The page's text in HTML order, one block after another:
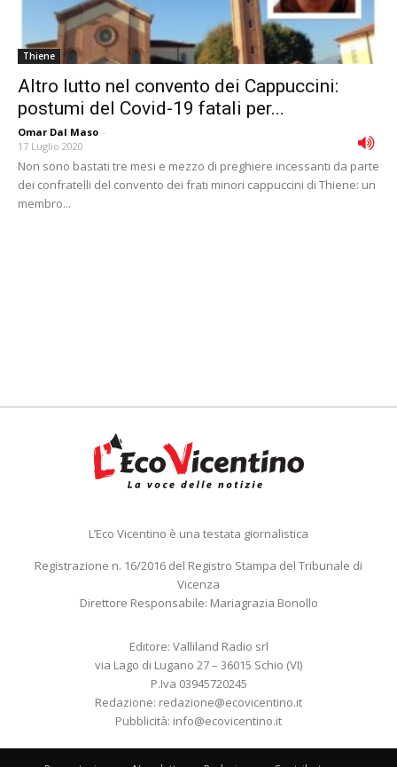
Thiene
Altro lutto nel convento dei Cappuccini:
postumi del Covid-19 fatali per...
Omar Dal Maso -
17 Luglio 2020
Non sono bastati tre mesi e mezzo di preghiere incessanti da parte
dei confratelli del convento dei frati minori cappuccini di Thiene: un
membro...
L’Eco Vicentino è una testata giornalistica
Registrazione n. 16/2016 del Registro Stampa del Tribunale di
Vicenza
Direttore Responsabile: Mariagrazia Bonollo
Editore: Valliland Radio srl
via Lago di Lugano 27 – 36015 Schio (VI)
P.Iva 03945720245
Redazione: redazione@ecovicentino.it
Pubblicità: info@ecovicentino.it